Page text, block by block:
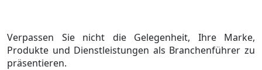
Verpassen Sie nicht die Gelegenheit, Ihre Marke,
Produkte und Dienstleistungen als Branchenführer zu
präsentieren.